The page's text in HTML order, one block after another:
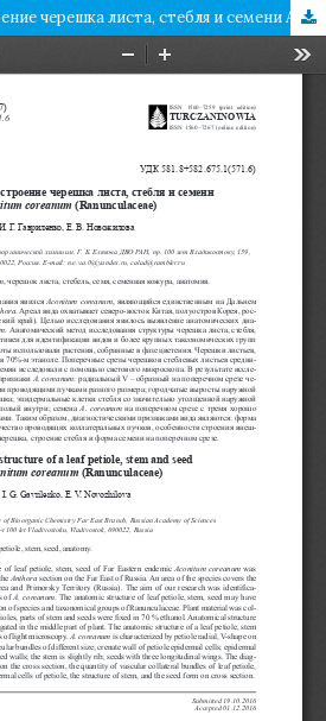
Анатомическое строение черешка листа, стебля и семени Aconitum coreanum (Ranunculaceae)